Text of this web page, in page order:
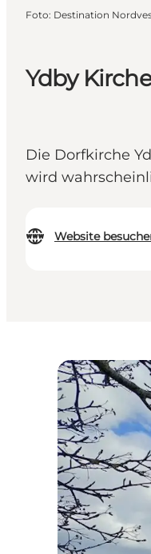
Ydby Kirche
Die Dorfkirche
wird
Website
Foto: Destination